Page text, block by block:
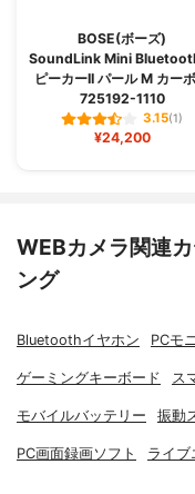
BOSE(ボーズ)
SoundLink Mini
ピーカーII パール M カー
725192-1110
3.15(1)
¥24,200
WEBカメラ関連
ング
Bluetoothイヤホン PCモ
ゲーミングキーボード ス
モバイルバッテリー 振動
PC画面録画ソフト ライブ